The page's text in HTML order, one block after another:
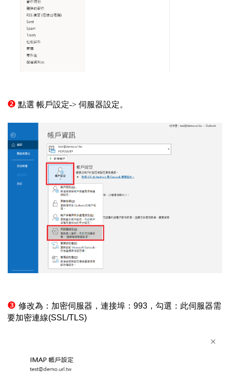
❷ 點選 帳戶設定-> 伺服器設定。
❸ 修改為：加密伺服器，連接埠： 993 ，勾選：此伺服器需
要加密連線(SSL/TLS)